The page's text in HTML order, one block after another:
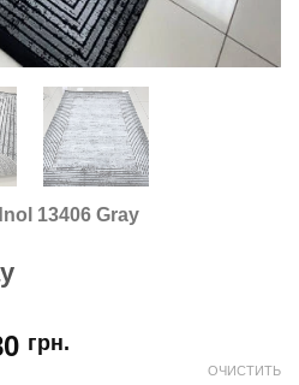
13406 Gray
грн.
ОЧИСТИТЬ